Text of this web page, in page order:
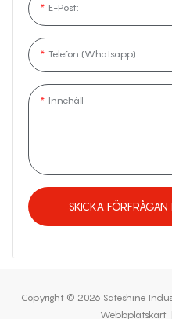
E-Post:
Telefon (whatsapp)
Innehåll
SKICKA FÖRFRÅGAN
Copyright © 2026 Safeshine
Webbplatskart